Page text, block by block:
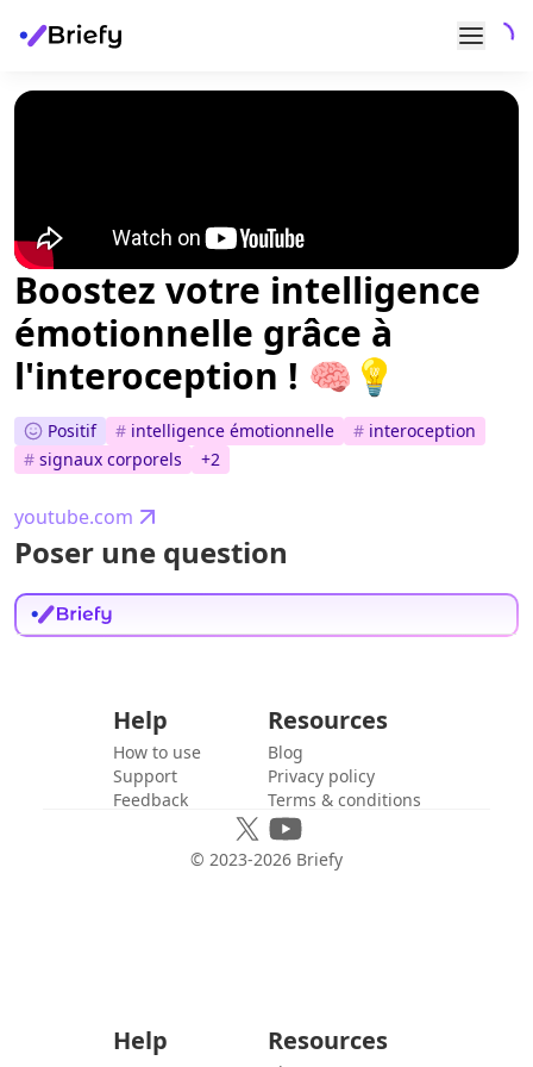
Boostez votre intelligence
émotionnelle grâce à
l'interoception ! 🧠💡
Positif # intelligence émotionnelle # interoception
# signaux corporels +2
youtube.com
Poser une question
Help
How to use
Support
Feedback
Resources
Blog
Privacy policy
Terms & conditions
© 2023-2026 Briefy
Help Resources